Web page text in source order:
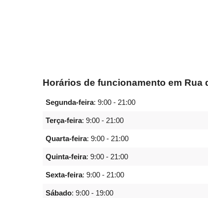
Horários de funcionamento em Rua
Segunda-feira: 9:00 - 21:00
Terça-feira: 9:00 - 21:00
Quarta-feira: 9:00 - 21:00
Quinta-feira: 9:00 - 21:00
Sexta-feira: 9:00 - 21:00
Sábado: 9:00 - 19:00